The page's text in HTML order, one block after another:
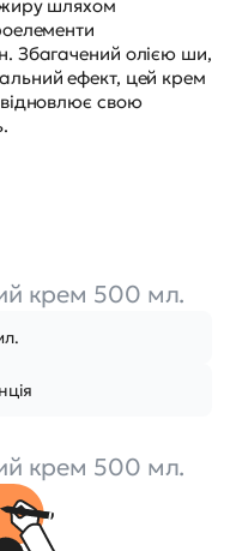
шляхом
Збагачений олією ши,
ефект, цей крем
свою
крем 500 мл.
крем 500 мл.